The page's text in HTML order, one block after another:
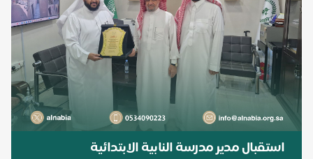
استقبال مدير مدرسة النابية الابتدائية